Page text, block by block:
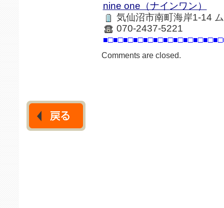
nine one（ナインワン）
気仙沼市南町海岸1-14
070-2437-5221
Comments are closed.